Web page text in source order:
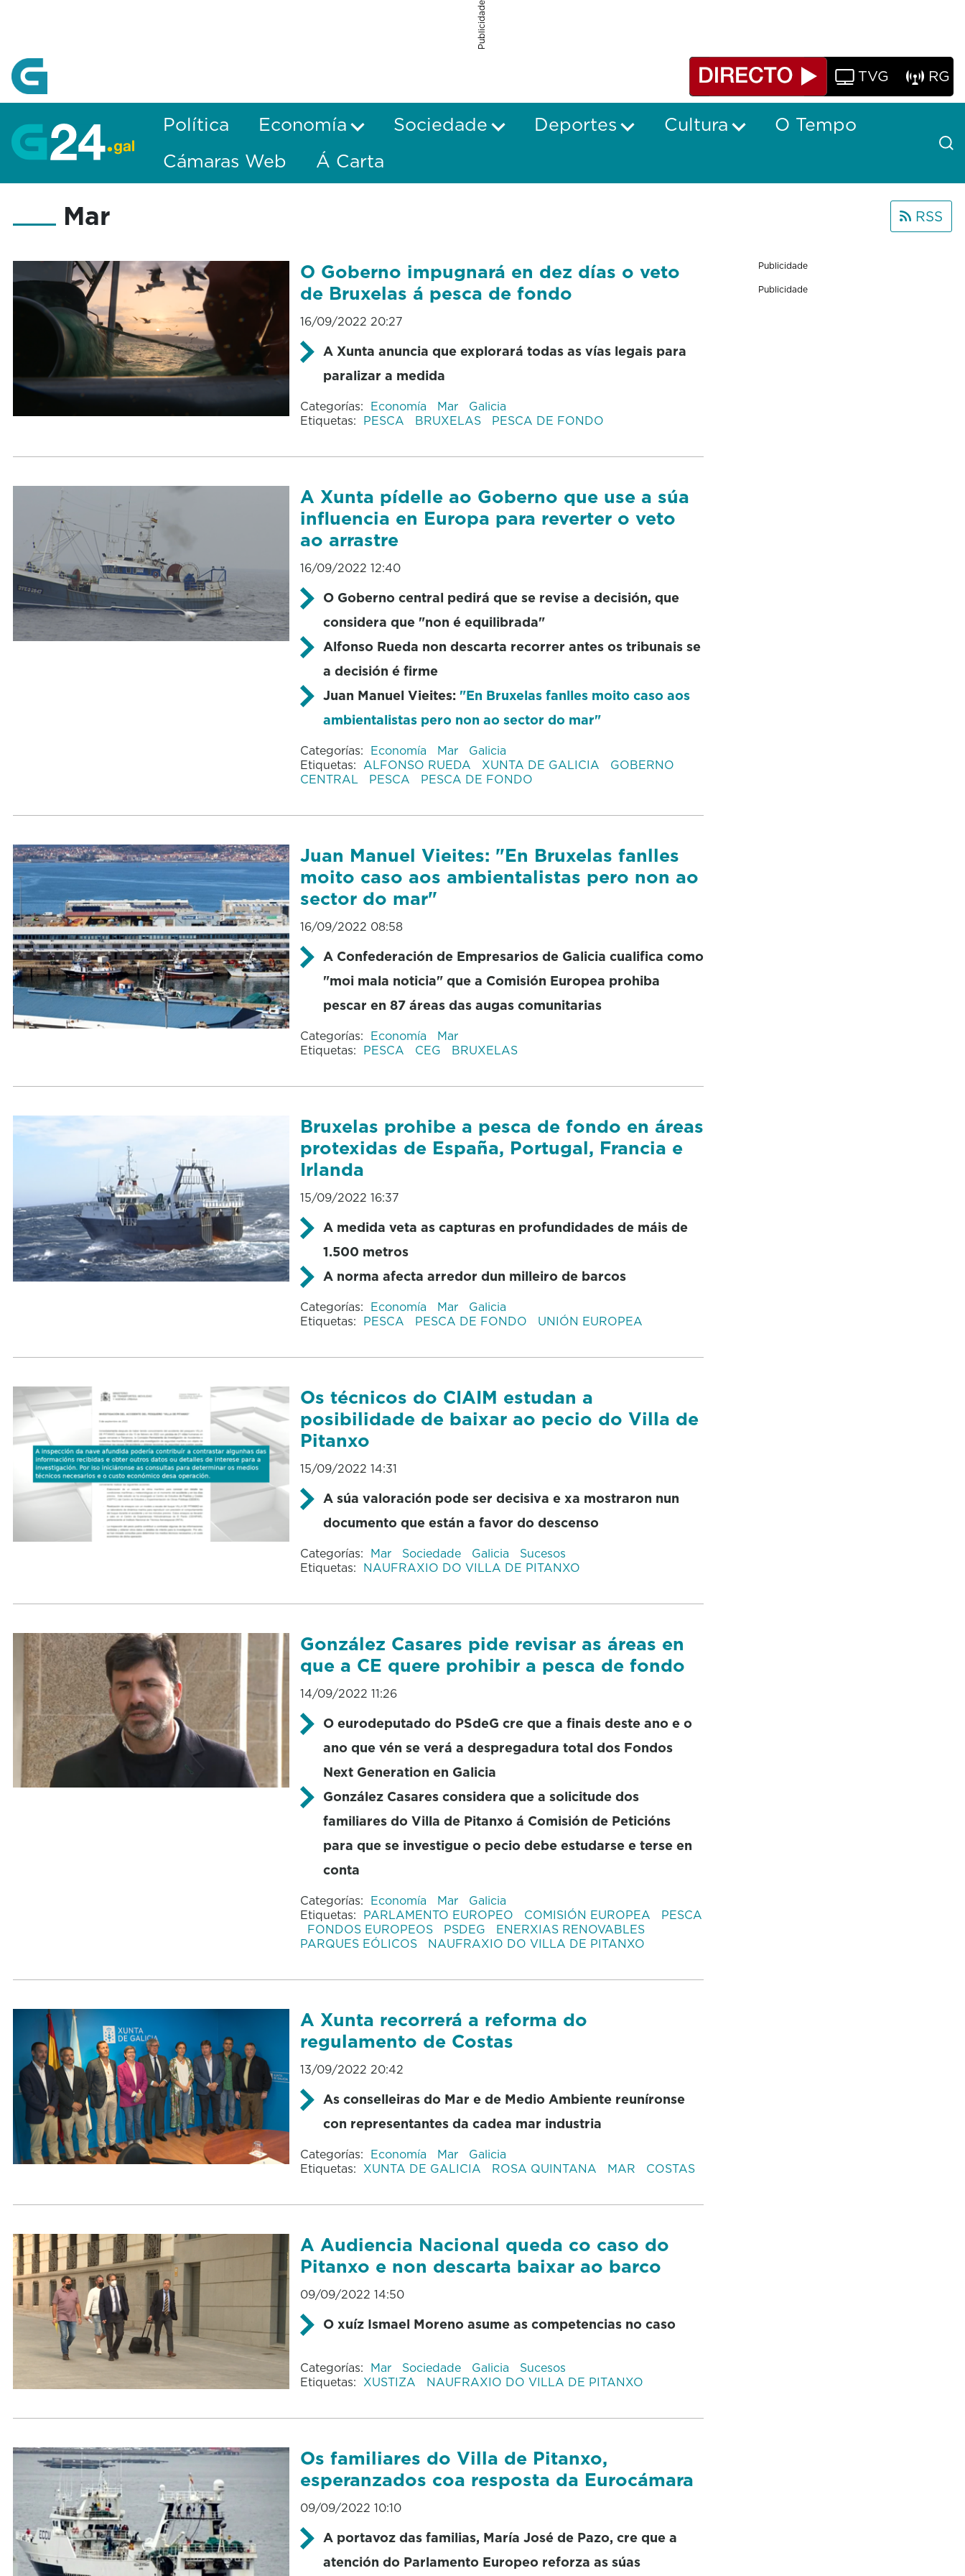
Publicidade
TVG RG
Política Economía Sociedade Deportes Cultura
O Tempo
Cámaras Web
Á Carta
Mar RSS
O Goberno impugnará en dez días o veto
de Bruxelas á pesca de fondo
16/09/2022 20:27
A Xunta anuncia que explorará todas as vías legais para
paralizar a medida
Categorías: Economía Mar
Galicia
Etiquetas: PESCA BRUXELAS PESCA DE FONDO
A Xunta pídelle ao Goberno que use a súa
influencia en Europa para reverter o veto
ao arrastre
16/09/2022 12:40
O Goberno central pedirá que se revise a decisión, que
considera que "non é equilibrada"
Alfonso Rueda non descarta recorrer antes os tribunais se
a decisión é firme
Juan Manuel Vieites: "En Bruxelas fanlles moito caso aos
ambientalistas pero non ao sector do mar"
Categorías: Economía Mar
Galicia
Etiquetas: ALFONSO RUEDA XUNTA DE GALICIA
GOBERNO
CENTRAL
PESCA PESCA DE FONDO
Juan Manuel Vieites: "En Bruxelas fanlles
moito caso aos ambientalistas pero non ao
sector do mar"
16/09/2022 08:58
A Confederación de Empresarios de Galicia cualifica como
"moi mala noticia" que a Comisión Europea prohiba
pescar en 87 áreas das augas comunitarias
Categorías: Economía
Mar
Etiquetas: PESCA CEG BRUXELAS
Bruxelas prohibe a pesca de fondo en áreas
protexidas de España, Portugal, Francia e
Irlanda
15/09/2022 16:37
A medida veta as capturas en profundidades de máis de
1.500 metros
A norma afecta arredor dun milleiro de barcos
Categorías: Economía Mar
Galicia
Etiquetas: PESCA PESCA DE FONDO UNIÓN EUROPEA
Os técnicos do CIAIM estudan a
posibilidade de baixar ao pecio do Villa de
Pitanxo
15/09/2022 14:31
A súa valoración pode ser decisiva e xa mostraron nun
documento que están a favor do descenso
Categorías: Mar Sociedade Galicia
Sucesos
Etiquetas: NAUFRAXIO DO VILLA DE PITANXO
González Casares pide revisar as áreas en
que a CE quere prohibir a pesca de fondo
14/09/2022 11:26
O eurodeputado do PSdeG cre que a finais deste ano e o
ano que vén se verá a despregadura total dos Fondos
Next Generation en Galicia
González Casares considera que a solicitude dos
familiares do Villa de Pitanxo á Comisión de Peticións
para que se investigue o pecio debe estudarse e terse en
conta
Categorías: Economía Mar
Galicia
Etiquetas: PARLAMENTO EUROPEO COMISIÓN EUROPEA
PESCA
FONDOS EUROPEOS
PSDEG
ENERXIAS RENOVABLES
PARQUES EÓLICOS
NAUFRAXIO DO VILLA DE PITANXO
A Xunta recorrerá a reforma do
regulamento de Costas
13/09/2022 20:42
As conselleiras do Mar e de Medio Ambiente reuníronse
con representantes da cadea mar industria
Categorías: Economía Mar
Galicia
Etiquetas: XUNTA DE GALICIA ROSA QUINTANA MAR COSTAS
A Audiencia Nacional queda co caso do
Pitanxo e non descarta baixar ao barco
09/09/2022 14:50
O xuíz Ismael Moreno asume as competencias no caso
Categorías: Mar Sociedade Galicia
Sucesos
Etiquetas: XUSTIZA NAUFRAXIO DO VILLA DE PITANXO
Os familiares do Villa de Pitanxo,
esperanzados coa resposta da Eurocámara
09/09/2022 10:10
A portavoz das familias, María José de Pazo, cre que a
atención do Parlamento Europeo reforza as súas
Publicidade
Publicidade